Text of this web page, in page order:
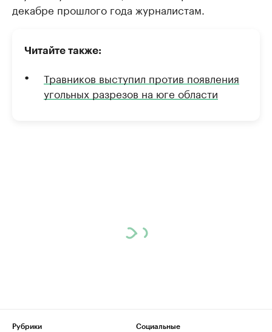
декабре прошлого года журналистам.
Читайте также:
Травников выступил против появления
угольных разрезов на юге области
Рубрики
Социальные